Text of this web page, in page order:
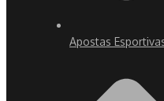
Apostas